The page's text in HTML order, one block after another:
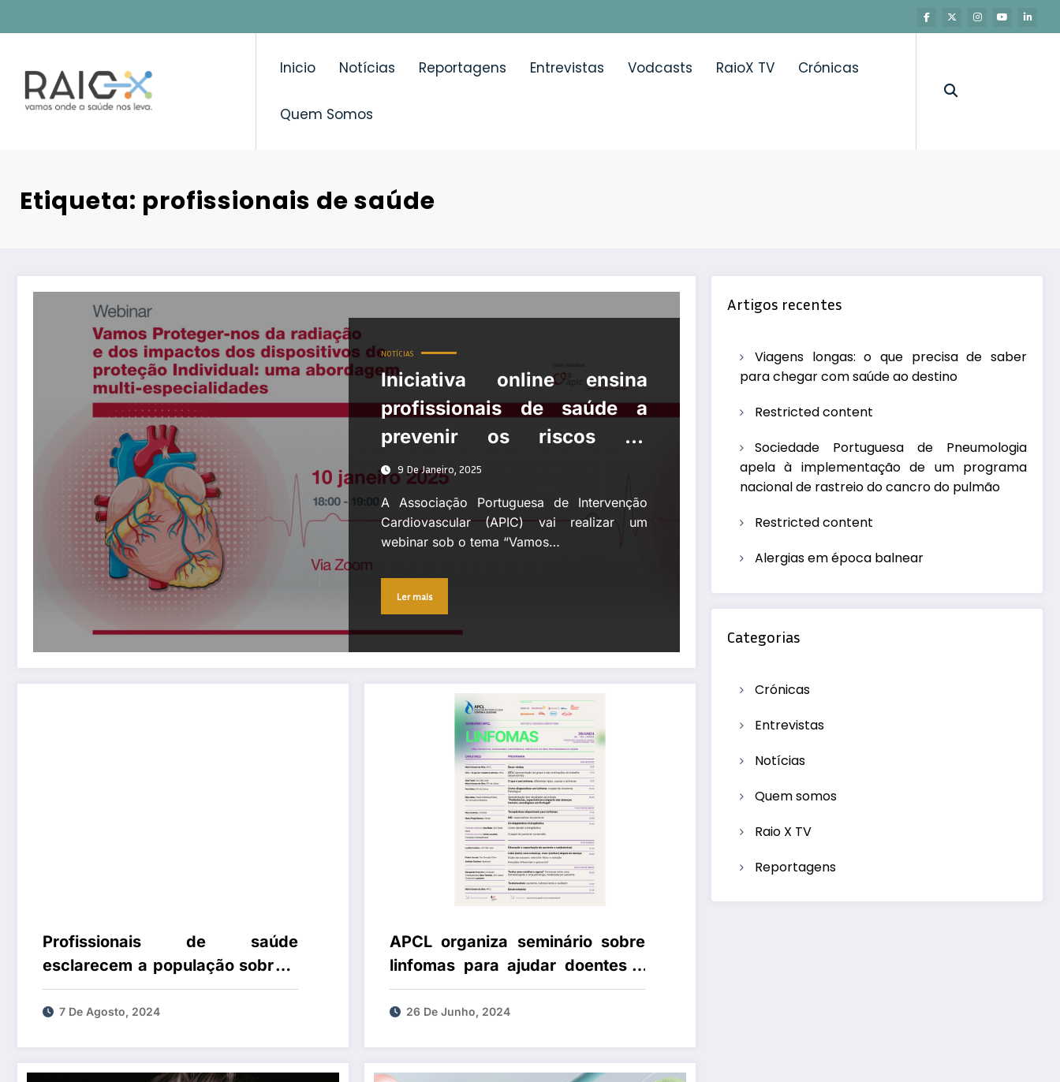
para
conteúdo
Inicio Notícias Reportagens Entrevistas Vodcasts RaioX TV Crónicas
Quem Somos
Etiqueta: profissionais de saúde
Iniciativa online ensina profissionais de saúde a prevenir os riscos da exposição à radiação
NOTÍCIAS
Iniciativa online ensina
profissionais de saúde a
prevenir os riscos da
exposição à radiação
9 De Janeiro, 2025
A Associação Portuguesa de Intervenção
Cardiovascular (APIC) vai realizar um
webinar sob o tema “Vamos…
Ler mais
Profissionais de saúde
esclarecem a população sobre a
Escoliose Pediátrica
7 De Agosto, 2024
APCL organiza seminário sobre
linfomas para ajudar doentes e
cuidadores
26 De Junho, 2024
Artigos recentes
Viagens longas: o que precisa de saber
para chegar com saúde ao destino
Restricted content
Sociedade Portuguesa de Pneumologia
apela à implementação de um programa
nacional de rastreio do cancro do pulmão
Restricted content
Alergias em época balnear
Categorias
Crónicas
Entrevistas
Notícias
Quem somos
Raio X TV
Reportagens